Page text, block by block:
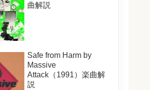
曲解説
Safe from Harm by
Massive
Attack（1991）楽曲解
説